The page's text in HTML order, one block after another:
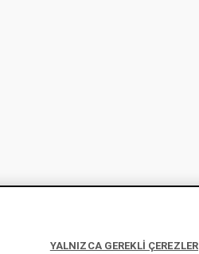
YALNIZCA GEREKLİ ÇEREZLER